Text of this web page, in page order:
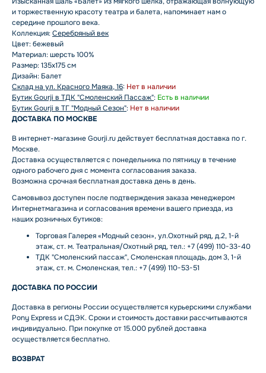
и торжественную красоту театра и балета, напоминает нам о
середине прошлого века.
Коллекция:Серебряный век
Цвет: бежевый
Материал: шерсть 100%
Размер: 135x175 см
Дизайн: Балет
Склад на ул. Красного Маяка, 16: Нет в наличии
Бутик Gourji в ТДК "Смоленский Пассаж": Есть в наличии
Бутик Gourji в ТГ "Модный Сезон": Нет в наличии
ДОСТАВКА ПО МОСКВЕ
В интернет-магазине Gourji.ru действует бесплатная доставка по г.
Москве.
Доставка осуществляется с понедельника по пятницу в течение
одного рабочего дня с момента согласования заказа.
Возможна срочная бесплатная доставка день в день.
Самовывоз доступен после подтверждения заказа менеджером
Интернетмагазина и согласования времени вашего приезда, из
наших розничных бутиков:
Торговая Галерея «Модный сезон», ул.Охотный ряд, д.2, 1-й
этаж, ст. м. Театральная/Охотный ряд, тел.: +7 (499) 110-33-40
ТДК "Смоленский пассаж", Смоленская площадь, дом 3, 1-й
этаж, ст. м. Смоленская, тел.: +7 (499) 110-53-51
ДОСТАВКА ПО РОССИИ
Доставка в регионы России осуществляется курьерскими службами
Pony Express и СДЭК. Сроки и стоимость доставки рассчитываются
индивидуально. При покупке от 15.000 рублей доставка
осуществляется бесплатно.
ВОЗВРАТ